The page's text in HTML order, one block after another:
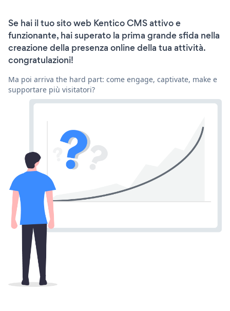
Se hai il tuo sito web Kentico CMS attivo e
funzionante, hai superato la prima grande sfida nella
creazione della presenza online della tua attività.
congratulazioni!
Ma poi arriva the hard part: come engage, captivate, make e
supportare più visitatori?